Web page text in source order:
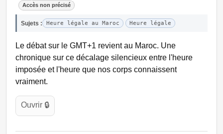
Accès non précisé
Sujets : Heure légale au Maroc Heure légale
Le débat sur le GMT+1 revient au Maroc. Une
chronique sur ce décalage silencieux entre l'heure
imposée et l'heure que nos corps connaissent
vraiment.
Ouvrir 🔒